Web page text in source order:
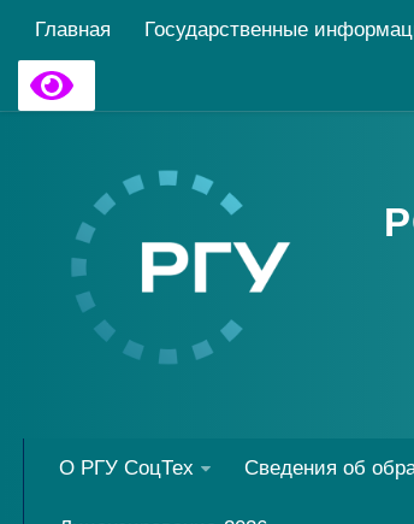
Главная Государственные
О РГУ СоцТех Сведения об